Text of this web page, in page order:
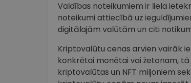
Valdības noteikumiem ir liela
noteikumi attiecībā uz
digitālajām valūtām un citi
Kriptovalūtu cenas arvien vairāk
konkrētai monētai vai žetonam,
kriptovalūtas un NFT miljoniem